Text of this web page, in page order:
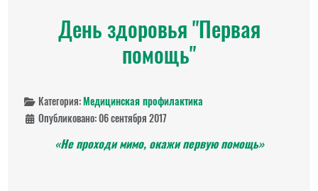
День здоровья "Первая
помощь"
Категория:Медицинская профилактика
Опубликовано: 06 сентября 2017
«Не проходи мимо, окажи первую помощь»